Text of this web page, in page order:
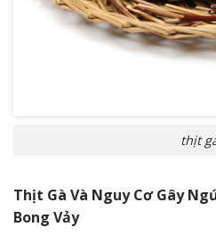
thịt
Thịt Gà Và Nguy Cơ Gây
Bong Vảy